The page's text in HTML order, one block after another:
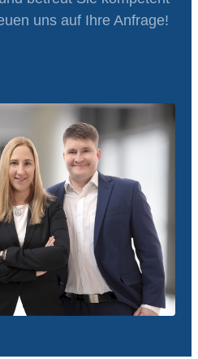
uns auf Ihre Anfrage!